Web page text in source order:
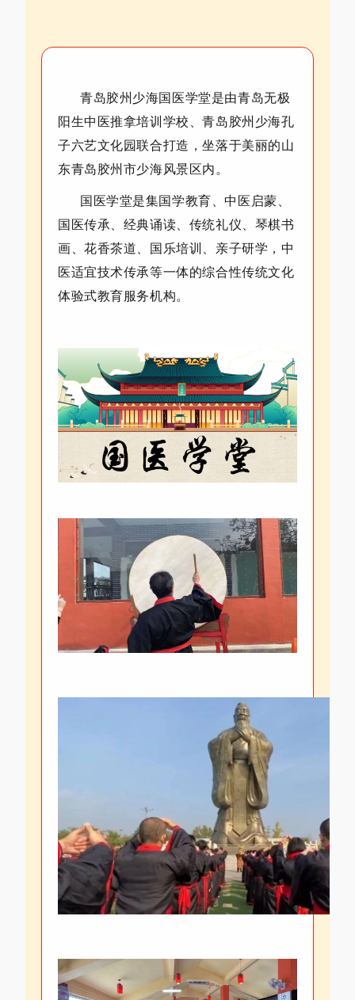
青岛胶州少海国医学堂是由青岛无极
阳生中医推拿培训学校、青岛胶州少海孔
子六艺文化园联合打造，坐落于美丽的山
东青岛胶州市少海风景区内。
国医学堂是集国学教育、中医启蒙、
国医传承、经典诵读、传统礼仪、琴棋书
画、花香茶道、国乐培训、亲子研学，中
医适宜技术传承等一体的综合性传统文化
体验式教育服务机构。